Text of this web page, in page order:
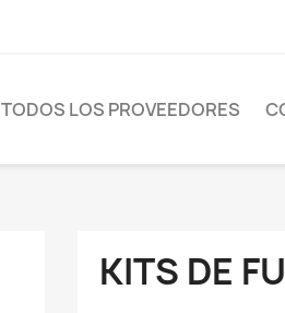
TODOS LOS PROVEEDORES
KITS DE